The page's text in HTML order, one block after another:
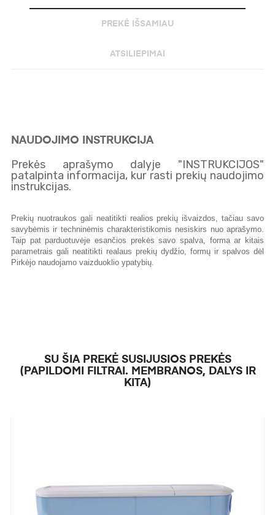
PREKĖ IŠSAMIAU
ATSILIEPIMAI
NAUDOJIMO INSTRUKCIJA
Prekės aprašymo dalyje "INSTRUKCIJOS"
patalpinta informacija, kur rasti prekių naudojimo
instrukcijas.
Prekių nuotraukos gali neatitikti realios prekių išvaizdos, tačiau savo
savybėmis ir techninėmis charakteristikomis nesiskirs nuo aprašymo.
Taip pat parduotuvėje esančios prekės savo spalva, forma ar kitais
parametrais gali neatitikti realaus prekių dydžio, formų ir spalvos dėl
Pirkėjo naudojamo vaizduoklio ypatybių.
SU ŠIA PREKĖ SUSIJUSIOS PREKĖS
(PAPILDOMI FILTRAI. MEMBRANOS, DALYS IR
KITA)